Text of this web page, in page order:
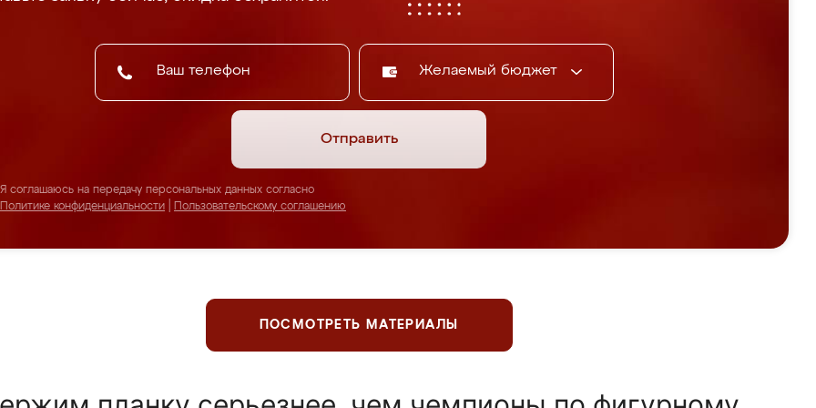
Желаемый бюджет
Отправить
Я соглашаюсь на передачу персональных данных согласно
Политике конфиденциальности
Пользовательскому соглашению
ПОСМОТРЕТЬ МАТЕРИАЛЫ